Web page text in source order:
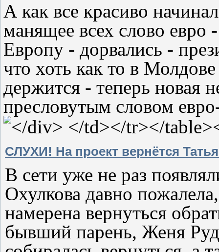
А как все красиво
манящее всех слово евро
Европу - дорвались -
что хоть как то в
держится - теперь новая
пресловутым словом
СЛУХИ! На проект вернётся
В сети уже не раз
Охулкова давно
намерена вернуться
бывший парень, Женя